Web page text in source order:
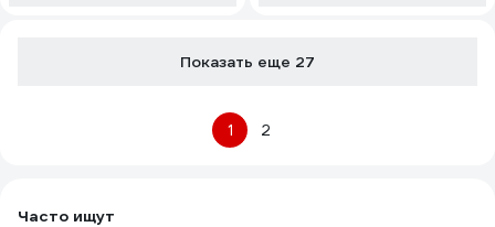
Показать еще 27
1 2
Часто ищут